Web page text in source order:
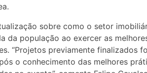
sobre como o setor
da população ao exercer as
“Projetos previamente finalizados
o conhecimento das melhores